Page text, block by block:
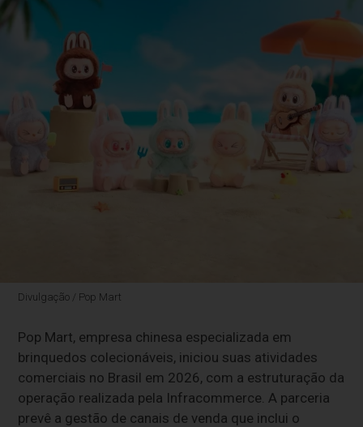
Divulgação / Pop Mart
Pop Mart, empresa chinesa especializada em
brinquedos colecionáveis, iniciou suas atividades
comerciais no Brasil em 2026, com a estruturação da
operação realizada pela Infracommerce. A parceria
prevê a gestão de canais de venda que inclui o